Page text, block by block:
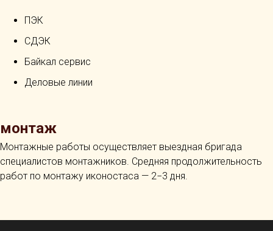
ПЭК
СДЭК
Байкал сервис
Деловые линии
монтаж
Монтажные работы осуществляет выездная бригада
специалистов монтажников. Средняя продолжительность
работ по монтажу иконостаса — 2−3 дня.